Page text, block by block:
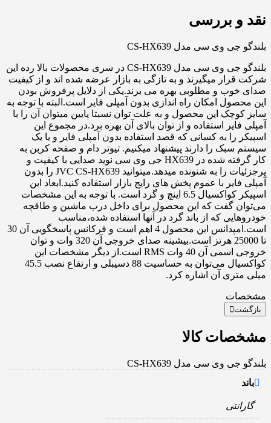
نقد و بررسی
بلندگو جی وی سی مدل CS-HX639
بلندگو جی وی سی مدل CS-HX639 در سری محصولات بالا رده این
شرکت قرار میگیرند و به تازگی به بازار عرضه شده اند و از کیفیت
صدای خوب و مطلوبی بهره می برند.یکی از دلایل پرفروش بودن
این محصول امکان راه اندازی بدون آمپلی فایر است.البته با توجه به
سایز کوچک این محصول و به علت توان نسبتا پایین میتوان آن را با
آمپلی فایر استفاده و از توان بالای آن بهره برد.در مجموع این
اسپیکر را به کسانی که قصد استفاده بدون آمپلی فایر و یا یک
سیستم سبک را دارند پیشنهاد میکنیم. تیوتر دام و صفحه کربن به
کار گرفته شده در HX639 جی وی سی نوید صدایی با کیفیت و
پرجزئیات را به شنونده میدهد.میتوانید JVC CS-HX639 را بدون
آمپلی فایر با عموم پخش های رایج بازار استفاده کنید.ابعاد این
اسپیکر کواکسیال 6.5 اینچ و گرد است. با توجه به این مشخصات
می‌توان گفت که این محصول برای داخل درب ماشین و طاقچه
خودروهایی که از باند گرد در آنها استفاده شده،مناسب
است.امپدانس این محصول 4 اهم است و فرکانس پاسخگویی آن 30
تا 25000 هرتز است.بیشینه صدای خروجی آن 320 وات و توان
خروجی اسمی آن 40 وات RMS است.از دیگر مشخصات این
کواکسیال می‌توان به حساسیت 88 دسیبلی و ارتفاع نصب 45.5
میلی متری آن اشاره کرد.
مشخصات
بازگشت
مشخصات کالا
بلندگو جی وی سی مدل CS-HX639
باند
گارانتی